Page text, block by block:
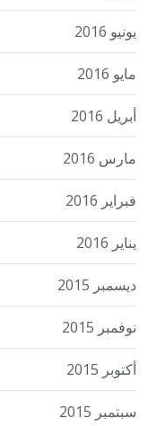
يونيو 2016
مايو 2016
أبريل 2016
مارس 2016
فبراير 2016
يناير 2016
ديسمبر 2015
نوفمبر 2015
أكتوبر 2015
سبتمبر 2015